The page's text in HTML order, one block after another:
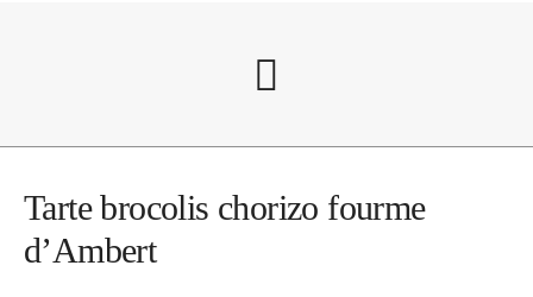
A propos
Tarte brocolis chorizo fourme
d’Ambert